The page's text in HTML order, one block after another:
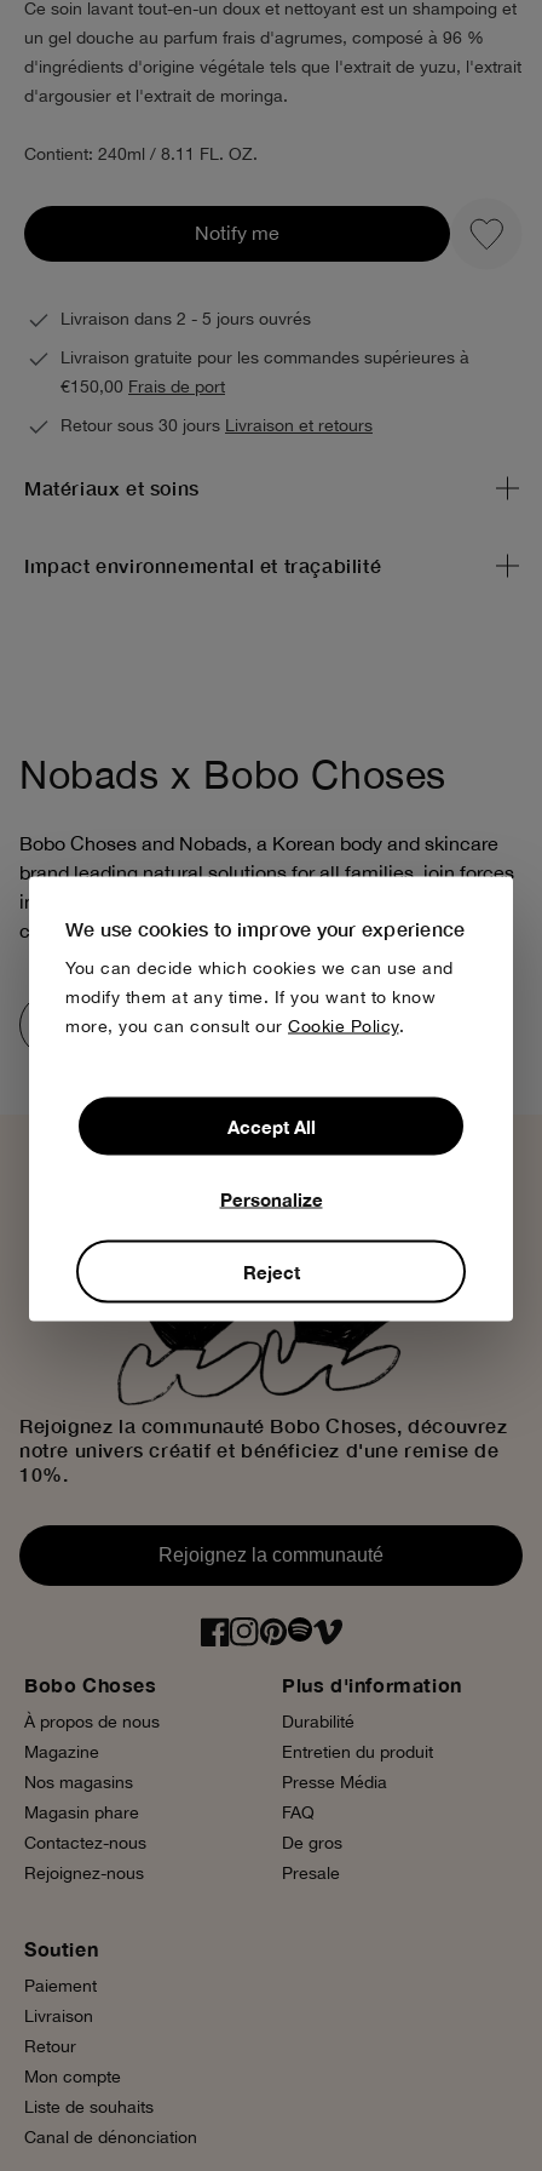
We use cookies to improve your experience
You can decide which cookies we can use and
modify them at any time. If you want to know
more, you can consult our Cookie Policy.
Accept All
Personalize
Reject
Ce soin lavant tout-en-un doux et nettoyant est un shampoing et
un gel douche au parfum frais d'agrumes, composé à 96 %
d'ingrédients d'origine végétale tels que l'extrait de yuzu, l'extrait
d'argousier et l'extrait de moringa.
Contient: 240ml / 8.11 FL. OZ.
Notify me
Livraison dans 2 - 5 jours ouvrés
Livraison gratuite pour les commandes supérieures à
€150,00 Frais de port
Retour sous 30 jours Livraison et retours
Matériaux et soins
Impact environnemental et traçabilité
Nobads x Bobo Choses
Bobo Choses and Nobads, a Korean body and skincare
brand leading natural solutions for all families, join forces
in the commitment to create a fun care range of body
care formulated for kids and adults
Discover collection
Bobo Choses
À propos de nous
Magazine
Nos magasins
Magasin phare
Contactez-nous
Rejoignez-nous
Plus d'information
Durabilité
Entretien du produit
Presse Média
FAQ
De gros
Presale
Soutien
Paiement
Livraison
Retour
Mon compte
Liste de souhaits
Canal de dénonciation
Rejoignez la communauté Bobo Choses, découvrez
notre univers créatif et bénéficiez d'une remise de
10%.
Rejoignez la communauté